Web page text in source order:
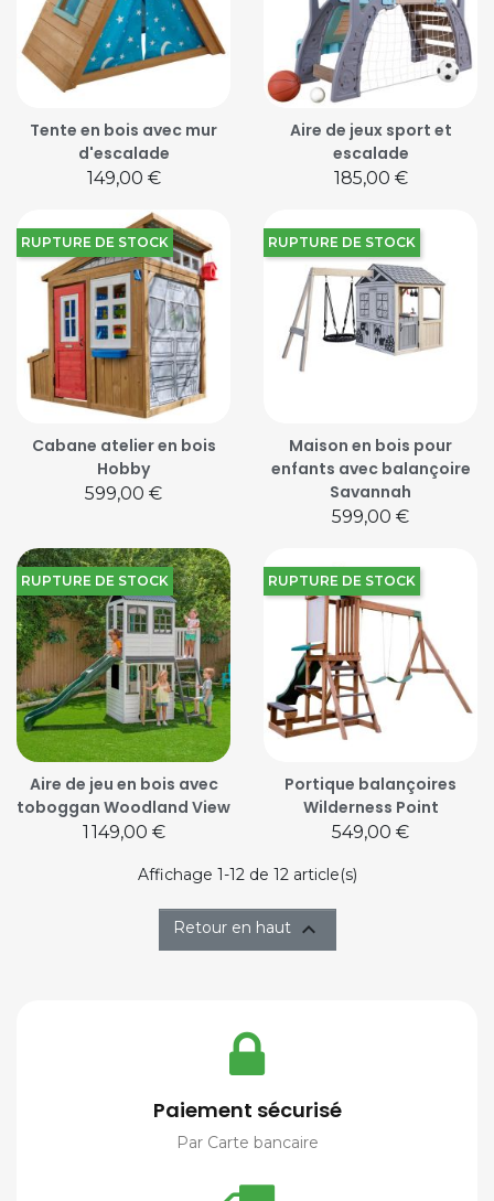
Tente en bois avec mur
d'escalade
Prix
149,00 €
Aire de jeux sport et
escalade
Prix
185,00 €
Cabane atelier en bois
Hobby
Prix
599,00 €
RUPTURE DE STOCK
Maison en bois pour
enfants avec balançoire
Savannah
Prix
599,00 €
RUPTURE DE STOCK
Aire de jeu en bois avec
toboggan Woodland View
Prix
1 149,00 €
RUPTURE DE STOCK
Portique balançoires
Wilderness Point
Prix
549,00 €
RUPTURE DE STOCK
Affichage 1-12 de 12 article(s)
Retour en haut 
Paiement sécurisé
Par Carte bancaire